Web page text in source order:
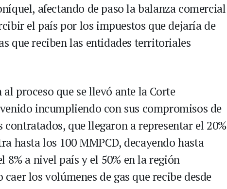
afectando de paso la balanza comercial
el país por los impuestos que dejaría de
que reciben las entidades territoriales
proceso que se llevó ante la Corte
incumpliendo con sus compromisos de
contratados, que llegaron a representar el 20%
hasta los 100 MMPCD, decayendo hasta
a nivel país y el 50% en la región
los volúmenes de gas que recibe desde